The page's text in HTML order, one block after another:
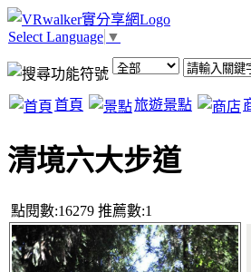
Select Language ▼
首頁 旅遊景點
清境六大步道
點閱數:16279 推薦數:1